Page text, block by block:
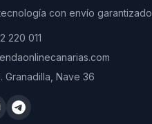
con envío
220 011
Granadilla, Nave 36